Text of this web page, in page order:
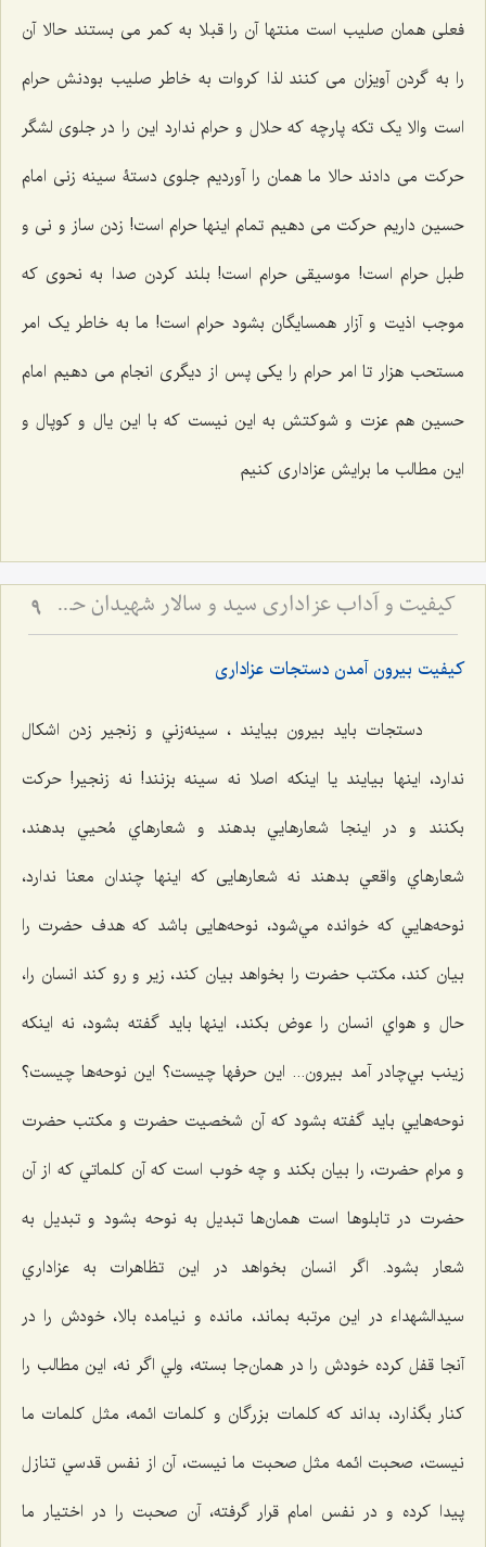
فعلی همان صلیب است منتها آن را قبلا به کمر می بستند حالا آن
را به گردن آویزان می کنند لذا کروات به خاطر صلیب بودنش حرام
است والا یک تکه پارچه که حلال و حرام ندارد این را در جلوی لشگر
حرکت می دادند حالا ما همان را آوردیم جلوی دستۀ سینه زنی امام
حسین داریم حرکت می دهیم تمام اینها حرام است! زدن ساز و نی و
طبل حرام است! موسیقی حرام است! بلند کردن صدا به نحوی که
موجب اذیت و آزار همسایگان بشود حرام است! ما به خاطر یک امر
مستحب هزار تا امر حرام را یکی پس از دیگری انجام می دهیم امام
حسین هم عزت و شوکتش به این نیست که با این یال و کوپال و
این مطالب ما برایش عزاداری کنیم
کیفیت و آداب عزاداری سید و سالار شهیدان حضرت أباعبداللَه الحسین علیه السلام 9
کیفیت بیرون آمدن دستجات عزاداری
دستجات بايد بيرون بيايند ، سينه‌زني و زنجير زدن اشكال
ندارد، اينها بيايند يا اينكه اصلا نه سينه بزنند! نه زنجير! حركت
بكنند و در اينجا شعارهایي بدهند و شعارهاي مُحيي بدهند،
شعارهاي واقعي بدهند نه شعارهايی كه اينها چندان معنا ندارد،
نوحه‌هایي که خوانده مي‌شود، نوحه‌هایی باشد كه هدف حضرت را
بيان كند، مكتب حضرت را بخواهد بيان كند، زير و رو كند انسان را،
حال و هواي انسان را عوض بكند، اينها بايد گفته بشود، نه اينكه
زينب بي‌چادر آمد بيرون... اين حرفها چيست؟ اين نوحه‌ها چيست؟
نوحه‌هايي بايد گفته بشود كه آن شخصيت حضرت و مكتب حضرت
و مرام حضرت، را بیان بکند و چه خوب است كه آن كلماتي كه از آن
حضرت در تابلوها است همان‌ها تبديل به نوحه بشود و تبديل به
شعار بشود. اگر انسان بخواهد در اين تظاهرات به عزاداري
سيدالشهداء‌ در اين مرتبه بماند، مانده و نيامده بالا، خودش را در
آنجا قفل كرده خودش را در همان‌جا بسته، ولي اگر نه، اين مطالب را
كنار بگذارد، بداند که كلمات بزرگان و كلمات ائمه، مثل كلمات ما
نيست، صحبت ائمه مثل صحبت ما نيست، آن از نفس قدسي تنازل
پيدا كرده و در نفس امام قرار گرفته، آن صحبت را در اختيار ما